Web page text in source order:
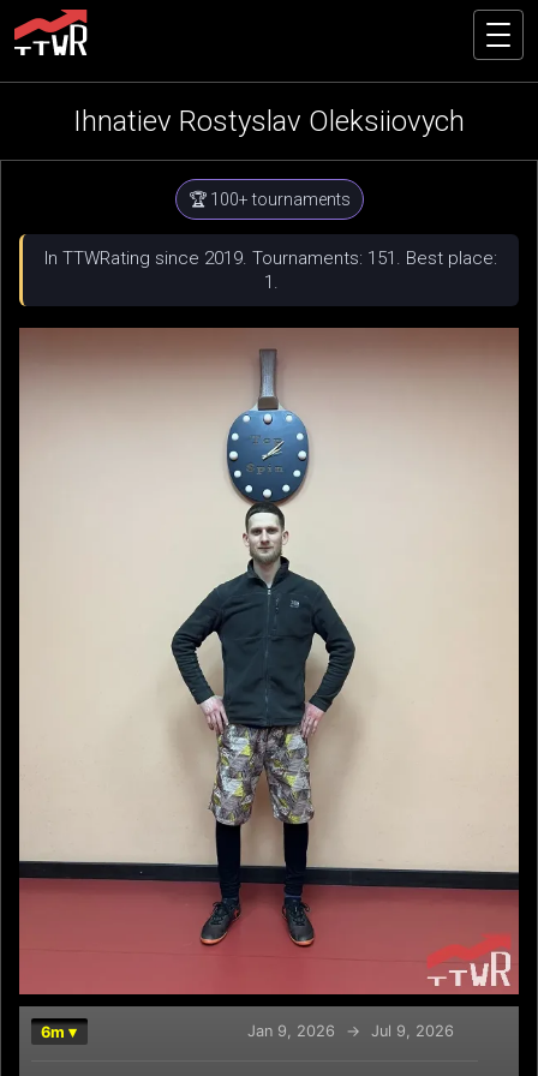
Ihnatiev Rostyslav Oleksiiovych
🏆 100+ tournaments
In TTWRating since 2019. Tournaments: 151. Best place:
1.
Chart Jan 9, 2026 → Jul 9, 2026
6m ▾